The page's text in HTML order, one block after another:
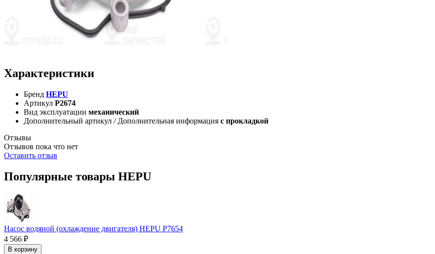
Характеристики
Бренд HEPU
Артикул P2674
Вид эксплуатации механический
Дополнительный артикул / Дополнительная информация с прокладкой
Отзывы
Отзывов пока что нет
Оставить отзыв
Популярные товары HEPU
Насос водяной (охлаждение двигателя) HEPU P7654
4 566 ₽
В корзину